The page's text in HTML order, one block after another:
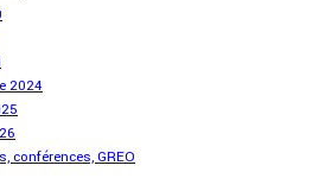
2024
conférences, GREO